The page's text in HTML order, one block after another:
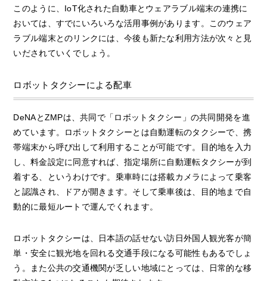
このように、IoT化された自動車とウェアラブル端末の連携に
おいては、すでにいろいろな活用事例があります。このウェア
ラブル端末とのリンクには、今後も新たな利用方法が次々と見
いだされていくでしょう。
ロボットタクシーによる配車
DeNAとZMPは、共同で「ロボットタクシー」の共同開発を進
めています。ロボットタクシーとは自動運転のタクシーで、携
帯端末から呼び出して利用することが可能です。目的地を入力
し、料金設定に同意すれば、指定場所に自動運転タクシーが到
着する、というわけです。乗車時には搭載カメラによって乗客
と認識され、ドアが開きます。そして乗車後は、目的地まで自
動的に最短ルートで運んでくれます。
ロボットタクシーは、日本語の話せない訪日外国人観光客が簡
単・安全に観光地を回れる交通手段になる可能性もあるでしょ
う。また公共の交通機関が乏しい地域にとっては、日常的な移